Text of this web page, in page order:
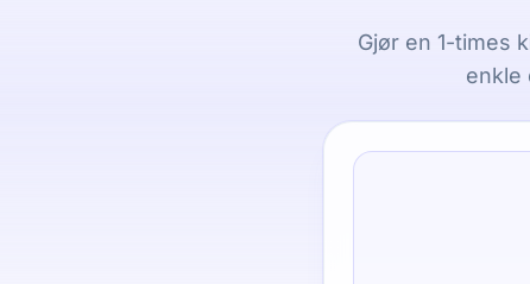
Gjør en 1-times
enkle